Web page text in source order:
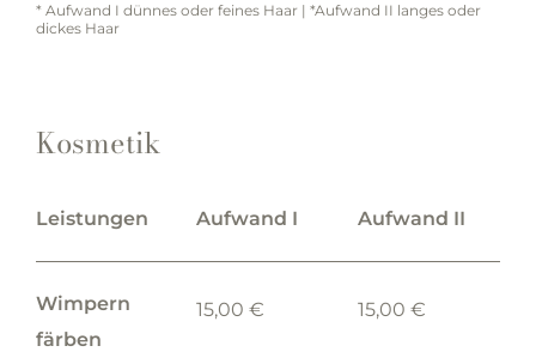
* Aufwand I dünnes oder feines Haar | *Aufwand II langes oder
dickes Haar
Kosmetik
Leistungen Aufwand I Aufwand II
Wimpern
färben
15,00 € 15,00 €